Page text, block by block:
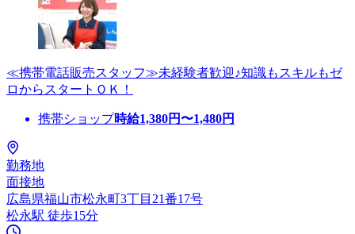
≪携帯電話販売スタッフ≫未経験者歓迎♪知識もスキルもゼ
ロからスタートＯＫ！
携帯ショップ時給1,380円〜1,480円
勤務地
面接地
広島県福山市松永町3丁目21番17号
松永駅 徒歩15分